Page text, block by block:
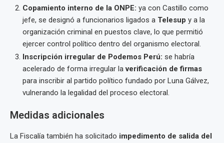
Copamiento interno de la ONPE: ya con Castillo como
jefe, se designó a funcionarios ligados a Telesup y a la
organización criminal en puestos clave, lo que permitió
ejercer control político dentro del organismo electoral.
Inscripción irregular de Podemos Perú: se habría
acelerado de forma irregular laverificación de firmas
para inscribir al partido político fundado por Luna Gálvez,
vulnerando la legalidad del proceso electoral.
Medidas adicionales
La Fiscalía también ha solicitado impedimento de salida del